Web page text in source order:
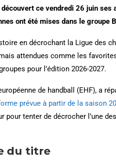
ce vendredi 26 juin
ont été mises dans le groupe
en décrochant la Ligue des
attendues comme les
pour l’édition 2026-2027.
de handball (EHF), a
prévue à partir de la saison
pour tenter de décrocher l’une
du titre